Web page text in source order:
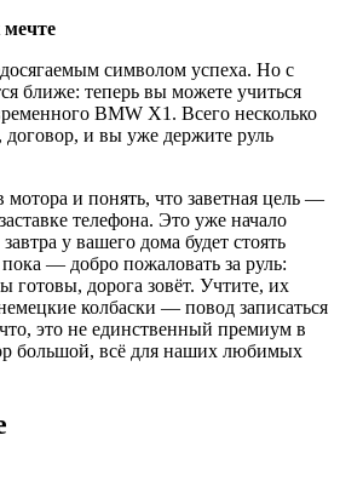
символом успеха. Но с
ближе: теперь вы можете учиться
BMW X1. Всего несколько
и вы уже держите руль
и понять, что заветная цель —
телефона. Это уже начало
у вашего дома будет стоять
— добро пожаловать за руль:
дорога зовёт. Учтите, их
колбаски — повод записаться
это не единственный премиум в
большой, всё для наших любимых